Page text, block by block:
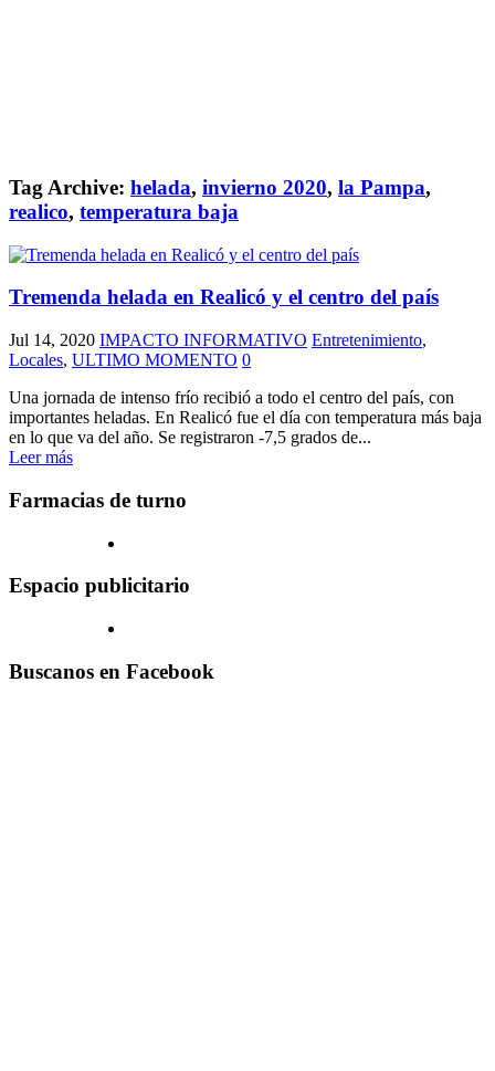
Tag Archive: helada, invierno 2020, la Pampa,
realico, temperatura baja
Tremenda helada en Realicó y el centro del país
Jul 14, 2020 IMPACTO INFORMATIVO Entretenimiento,
Locales, ULTIMO MOMENTO 0
Una jornada de intenso frío recibió a todo el centro del país, con
importantes heladas. En Realicó fue el día con temperatura más baja
en lo que va del año. Se registraron -7,5 grados de...
Leer más
Farmacias de turno
Espacio publicitario
Buscanos en Facebook